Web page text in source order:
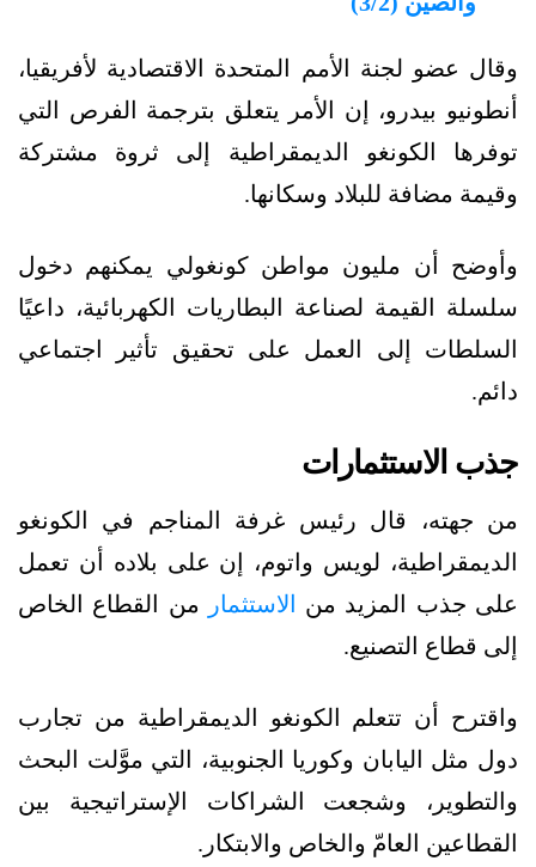
وقال عضو لجنة الأمم المتحدة الاقتصادية لأفريقيا،
أنطونيو بيدرو، إن الأمر يتعلق بترجمة الفرص التي
توفرها الكونغو الديمقراطية إلى ثروة مشتركة
وقيمة مضافة للبلاد وسكانها.
وأوضح أن مليون مواطن كونغولي يمكنهم دخول
سلسلة القيمة لصناعة البطاريات الكهربائية، داعيًا
السلطات إلى العمل على تحقيق تأثير اجتماعي
دائم.
جذب الاستثمارات
من جهته، قال رئيس غرفة المناجم في الكونغو
الديمقراطية، لويس واتوم، إن على بلاده أن تعمل
على جذب المزيد من
الاستثمار
من القطاع الخاص
إلى قطاع التصنيع.
واقترح أن تتعلم الكونغو الديمقراطية من تجارب
دول مثل اليابان وكوريا الجنوبية، التي موَّلت البحث
والتطوير، وشجعت الشراكات الإستراتيجية بين
القطاعين العامّ والخاص والابتكار.